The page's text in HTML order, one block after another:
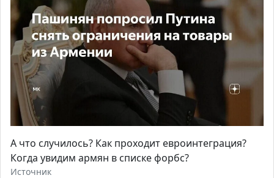
А что случилось? Как проходит евроинтеграция?
Когда увидим армян в списке форбс?
Источник